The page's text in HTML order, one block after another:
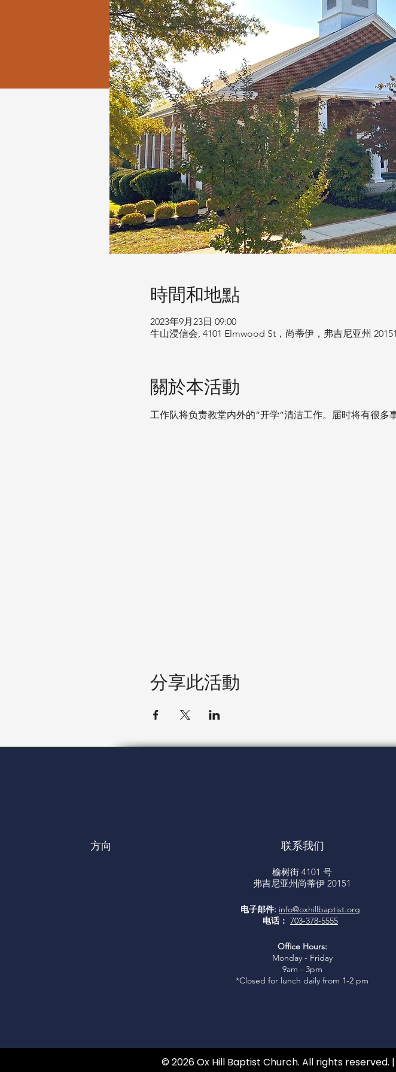
時間和地點
2023年9月23日 09:00
牛山浸信会, 4101 Elmwood St，尚蒂伊，弗吉尼亚州
關於本活動
工作队将负责教堂内外的“开学”清洁工作。届时将有很多
分享此活動
方向 联系我们
榆树街 4101 号
弗吉尼亚州尚蒂伊 20151
电子邮件: info@oxhillbaptist.org
电话： 703-378-5555
Office Hours:
Monday - Friday
9am - 3pm
*Closed for lunch daily from 1-2 pm
© 2026 Ox Hill Baptist Church. All rights reserved. |